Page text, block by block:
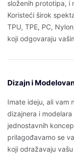
složenih prototipa, i
Koristeći širok
TPU, TPE, PC,
koji odgovaraju
Dizajn i
Imate ideju, ali vam
dizajnera i
jednostavnih
prilagođavamo se
koji odražavaju